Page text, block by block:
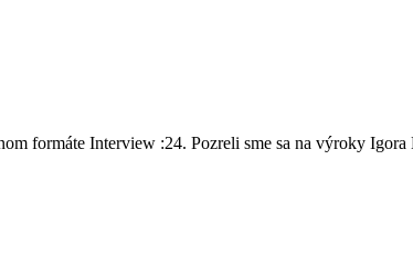
formáte Interview :24. Pozreli sme sa na výroky Igora